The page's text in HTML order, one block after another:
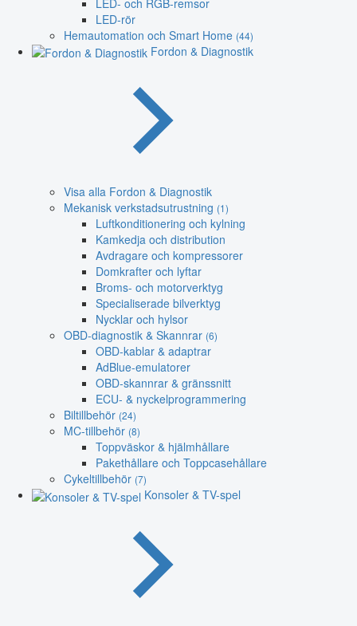
LED-rör
Hemautomation och Smart Home (44)
Fordon & Diagnostik
Visa alla Fordon & Diagnostik
Mekanisk verkstadsutrustning (1)
Luftkonditionering och kylning
Kamkedja och distribution
Avdragare och kompressorer
Domkrafter och lyftar
Broms- och motorverktyg
Specialiserade bilverktyg
Nycklar och hylsor
OBD-diagnostik & Skannrar (6)
OBD-kablar & adaptrar
AdBlue-emulatorer
OBD-skannrar & gränssnitt
ECU- & nyckelprogrammering
Biltillbehör (24)
MC-tillbehör (8)
Toppväskor & hjälmhållare
Pakethållare och Toppcasehållare
Cykeltillbehör (7)
Konsoler & TV-spel